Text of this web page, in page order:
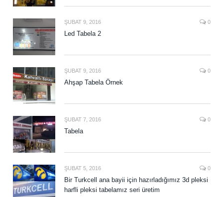
ŞUBAT 9, 2016 0
Led Tabela 2
ŞUBAT 9, 2016 0
Ahşap Tabela Örnek
ŞUBAT 7, 2016 0
Tabela
ŞUBAT 5, 2016 0
Bir Turkcell ana bayii için hazırladığımız 3d pleksi
harfli pleksi tabelamız seri üretim